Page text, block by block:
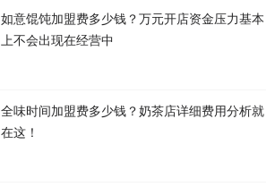
如意馄饨加盟费多少钱？万元开店资金压力基本
上不会出现在经营中
全味时间加盟费多少钱？奶茶店详细费用分析就
在这！